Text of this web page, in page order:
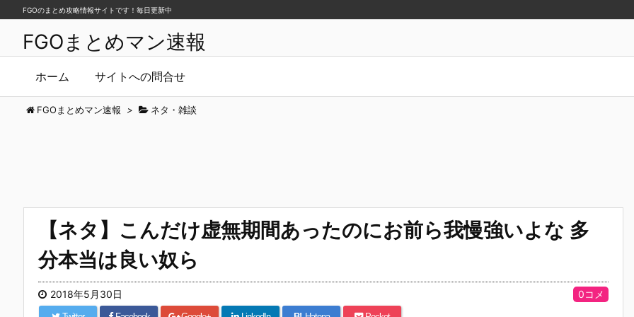
FGOまとめマン速報
ホーム サイトへの問合せ
FGOのまとめ攻略情報サイトです！毎日更新中
FGOまとめマン速報 > ネタ・雑談
【ネタ】こんだけ虚無期間あったのにお前ら我慢強いよな 多
分本当は良い奴ら
2018年5月30日 0コメ